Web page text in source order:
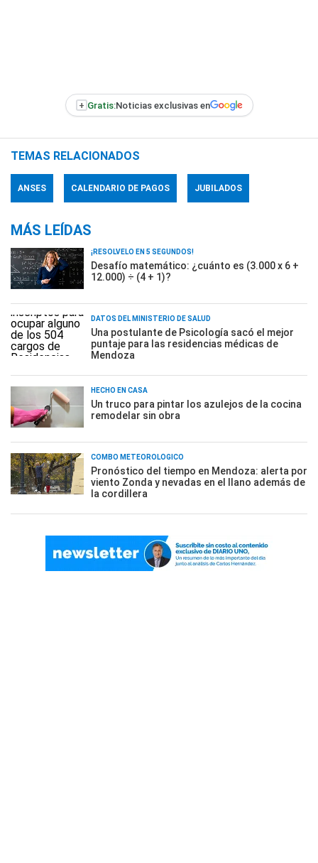
+ Gratis:Noticias exclusivas en
TEMAS RELACIONADOS
ANSES CALENDARIO DE PAGOS JUBILADOS
MÁS LEÍDAS
¡RESOLVELO EN 5 SEGUNDOS!
Desafío matemático: ¿cuánto es (3.000 x 6 +
12.000) ÷ (4 + 1)?
DATOS DEL MINISTERIO DE SALUD
Una postulante de Psicología sacó el mejor
puntaje para las residencias médicas de
Mendoza
HECHO EN CASA
Un truco para pintar los azulejos de la cocina
remodelar sin obra
COMBO METEOROLÓGICO
Pronóstico del tiempo en Mendoza: alerta por
viento Zonda y nevadas en el llano además de
la cordillera